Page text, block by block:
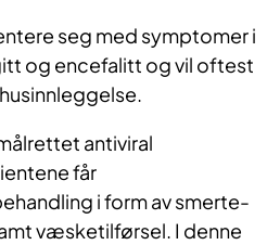
seg med symptomer i
og encefalitt og vil oftest
antiviral
får
i form av smerte-
væsketilførsel. I denne